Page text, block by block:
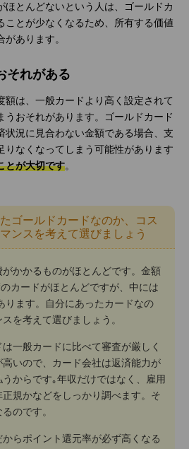
ほとんどないという人は、ゴールドカ
ことが少なくなるため、所有する価値
あります。
それがある
額は、一般カードより高く設定されて
うおそれがあります。ゴールドカード
状況に見合わない金額である場合、支
りなくなってしまう可能性があります
とが大切です。
ゴールドカードなのか、コス
ンスを考えて選びましょう
かかるものがほとんどです。金額
カードがほとんどですが、中には
ります。自分にあったカードなの
を考えて選びましょう。
一般カードに比べて審査が厳しく
いので、カード会社は返済能力が
からです｡年収だけではなく、雇用
規かなどをしっかり調べます。そ
のです。
らポイント還元率が必ず高くなる